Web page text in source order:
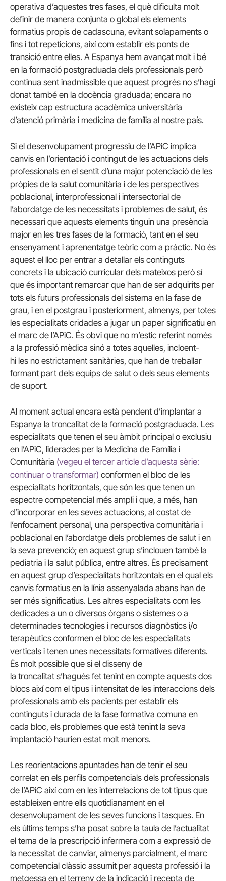
operativa d’aquestes tres fases, el què dificulta molt
definir de manera conjunta o global els elements
formatius propis de cadascuna, evitant solapaments o
fins i tot repeticions, així com establir els ponts de
transició entre elles. A Espanya hem avançat molt i bé
en la formació postgraduada dels professionals però
continua sent inadmissible que aquest progrés no s’hagi
donat també en la docència graduada; encara no
existeix cap estructura acadèmica universitària
d’atenció primària i medicina de família al nostre país.
Si el desenvolupament progressiu de l’APiC implica
canvis en l’orientació i contingut de les actuacions dels
professionals en el sentit d’una major potenciació de les
pròpies de la salut comunitària i de les perspectives
poblacional, interprofessional i intersectorial de
l’abordatge de les necessitats i problemes de salut, és
necessari que aquests elements tinguin una presència
major en les tres fases de la formació, tant en el seu
ensenyament i aprenentatge teòric com a pràctic. No és
aquest el lloc per entrar a detallar els continguts
concrets i la ubicació curricular dels mateixos però sí
que és important remarcar que han de ser adquirits per
tots els futurs professionals del sistema en la fase de
grau, i en el postgrau i posteriorment, almenys, per totes
les especialitats cridades a jugar un paper significatiu en
el marc de l’APiC. És obvi que no m’estic referint només
a la professió mèdica sinó a totes aquelles, incloent-
hi les no estrictament sanitàries, que han de treballar
formant part dels equips de salut o dels seus elements
de suport.
Al moment actual encara està pendent d’implantar a
Espanya la troncalitat de la formació postgraduada. Les
especialitats que tenen el seu àmbit principal o exclusiu
en l’APiC, liderades per la Medicina de Família i
Comunitària (vegeu el tercer article d’aquesta sèrie:
continuar o transformar) conformen el bloc de les
especialitats horitzontals, que són les que tenen un
espectre competencial més ampli i que, a més, han
d’incorporar en les seves actuacions, al costat de
l’enfocament personal, una perspectiva comunitària i
poblacional en l’abordatge dels problemes de salut i en
la seva prevenció; en aquest grup s’inclouen també la
pediatria i la salut pública, entre altres. És precisament
en aquest grup d’especialitats horitzontals en el qual els
canvis formatius en la línia assenyalada abans han de
ser més significatius. Les altres especialitats com les
dedicades a un o diversos òrgans o sistemes o a
determinades tecnologies i recursos diagnòstics i/o
terapèutics conformen el bloc de les especialitats
verticals i tenen unes necessitats formatives diferents.
És molt possible que si el disseny de
la troncalitat s’hagués fet tenint en compte aquests dos
blocs així com el tipus i intensitat de les interaccions dels
professionals amb els pacients per establir els
continguts i durada de la fase formativa comuna en
cada bloc, els problemes que està tenint la seva
implantació haurien estat molt menors.
Les reorientacions apuntades han de tenir el seu
correlat en els perfils competencials dels professionals
de l’APiC així com en les interrelacions de tot tipus que
estableixen entre ells quotidianament en el
desenvolupament de les seves funcions i tasques. En
els últims temps s’ha posat sobre la taula de l’actualitat
el tema de la prescripció infermera com a expressió de
la necessitat de canviar, almenys parcialment, el marc
competencial clàssic assumit per aquesta professió i la
metgessa en el terreny de la indicació i recepta de